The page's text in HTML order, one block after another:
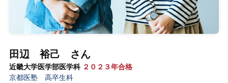
京都医塾 高卒生科
田辺 裕己 さん
近畿大学医学部医学科 ２０２３年合格